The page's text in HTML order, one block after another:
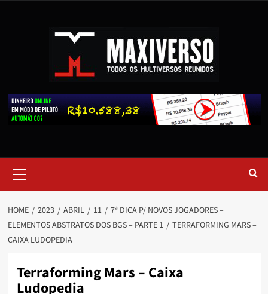
HOME 2023 ABRIL 11
7ª DICA P/ NOVOS JOGADORES –
ELEMENTOS ABSTRATOS DOS BGS – PARTE 1
TERRAFORMING MARS –
CAIXA LUDOPEDIA
Terraforming Mars – Caixa
Ludopedia